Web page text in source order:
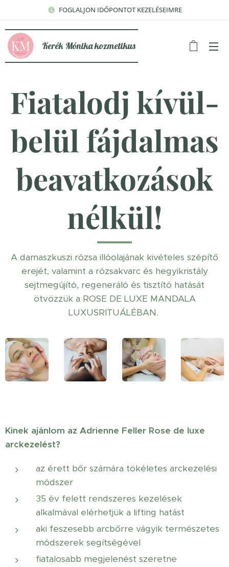
FOGLALJON IDŐPONTOT KEZELÉSEIMRE
Kerék Mónika kozmetikus
Fiatalodj kívül-
belül fájdalmas
beavatkozások
nélkül!
A damaszkuszi rózsa illóolajának kivételes szépítő
erejét, valamint a rózsakvarc és hegyikristály
sejtmegújító, regeneráló és tisztító hatását
ötvözzük a ROSE DE LUXE MANDALA
LUXUSRITUÁLÉBAN.
Kinek ajánlom az Adrienne Feller Rose de luxe
arckezelést?
az érett bőr számára tökéletes arckezelési
módszer
35 év felett rendszeres kezelések
alkalmával elérhetjük a lifting hatást
aki feszesebb arcbőrre vágyik természetes
módszerek segítségével
fiatalosabb megjelenést szeretne